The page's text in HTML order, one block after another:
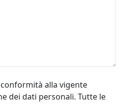
alla vigente
dei dati personali. Tutte le